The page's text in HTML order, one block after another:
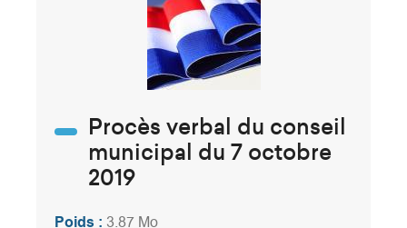
Procès verbal du conseil
municipal du 7 octobre
2019
Poids : 3.87 Mo